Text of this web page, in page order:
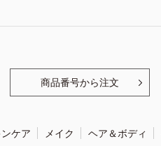
商品番号から注文
ケア メイク ヘア＆ボディ